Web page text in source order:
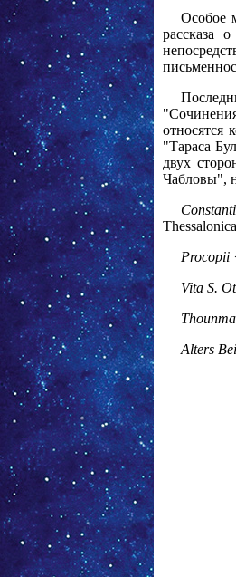
Особое
рассказа
относятся
"Тараса
двух
Чабловы",
Procopii
Vita S.
Alters